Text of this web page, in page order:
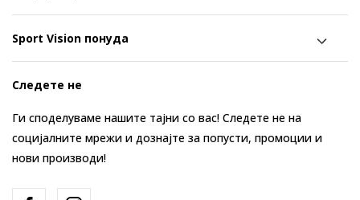
Sport Vision понуда
Следете не
Ги споделуваме нашите тајни со вас! Следете не на
социјалните мрежи и дознајте за попусти, промоции и
нови производи!